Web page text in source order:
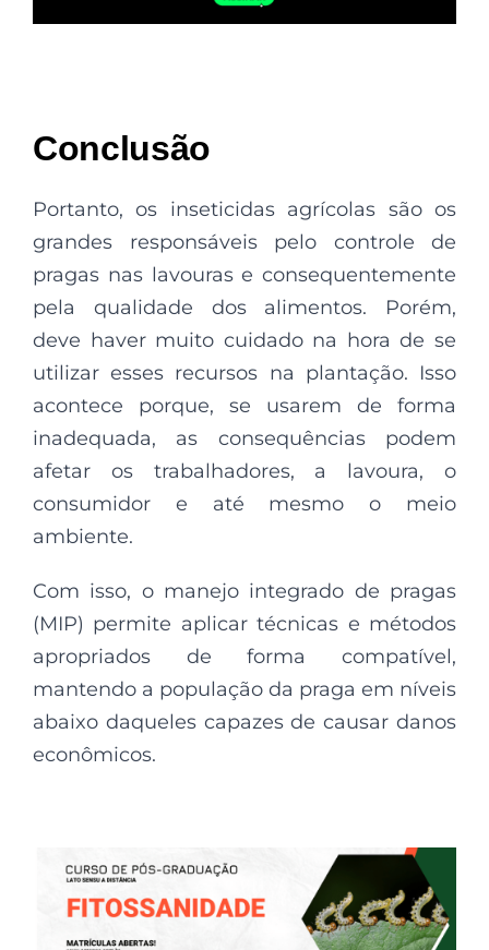
Conclusão
Portanto, os inseticidas agrícolas são os
grandes responsáveis pelo controle de
pragas nas lavouras e consequentemente
pela qualidade dos alimentos. Porém,
deve haver muito cuidado na hora de se
utilizar esses recursos na plantação. Isso
acontece porque, se usarem de forma
inadequada, as consequências podem
afetar os trabalhadores, a lavoura, o
consumidor e até mesmo o meio
ambiente.
Com isso, o manejo integrado de pragas
(MIP) permite aplicar técnicas e métodos
apropriados de forma compatível,
mantendo a população da praga em níveis
abaixo daqueles capazes de causar danos
econômicos.